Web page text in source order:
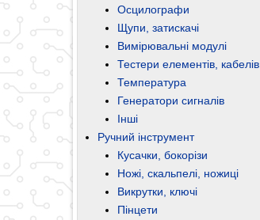
Осцилографи
Щупи, затискачі
Вимірювальні модулі
Тестери елементів, кабелів
Температура
Генератори сигналів
Інші
Ручний інструмент
Кусачки, бокорізи
Ножі, скальпелі, ножиці
Викрутки, ключі
Пінцети